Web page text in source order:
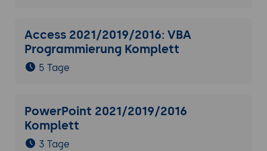
Access 2021/2019/2016: VBA
Programmierung Komplett
5 Tage
PowerPoint 2021/2019/2016
Komplett
3 Tage